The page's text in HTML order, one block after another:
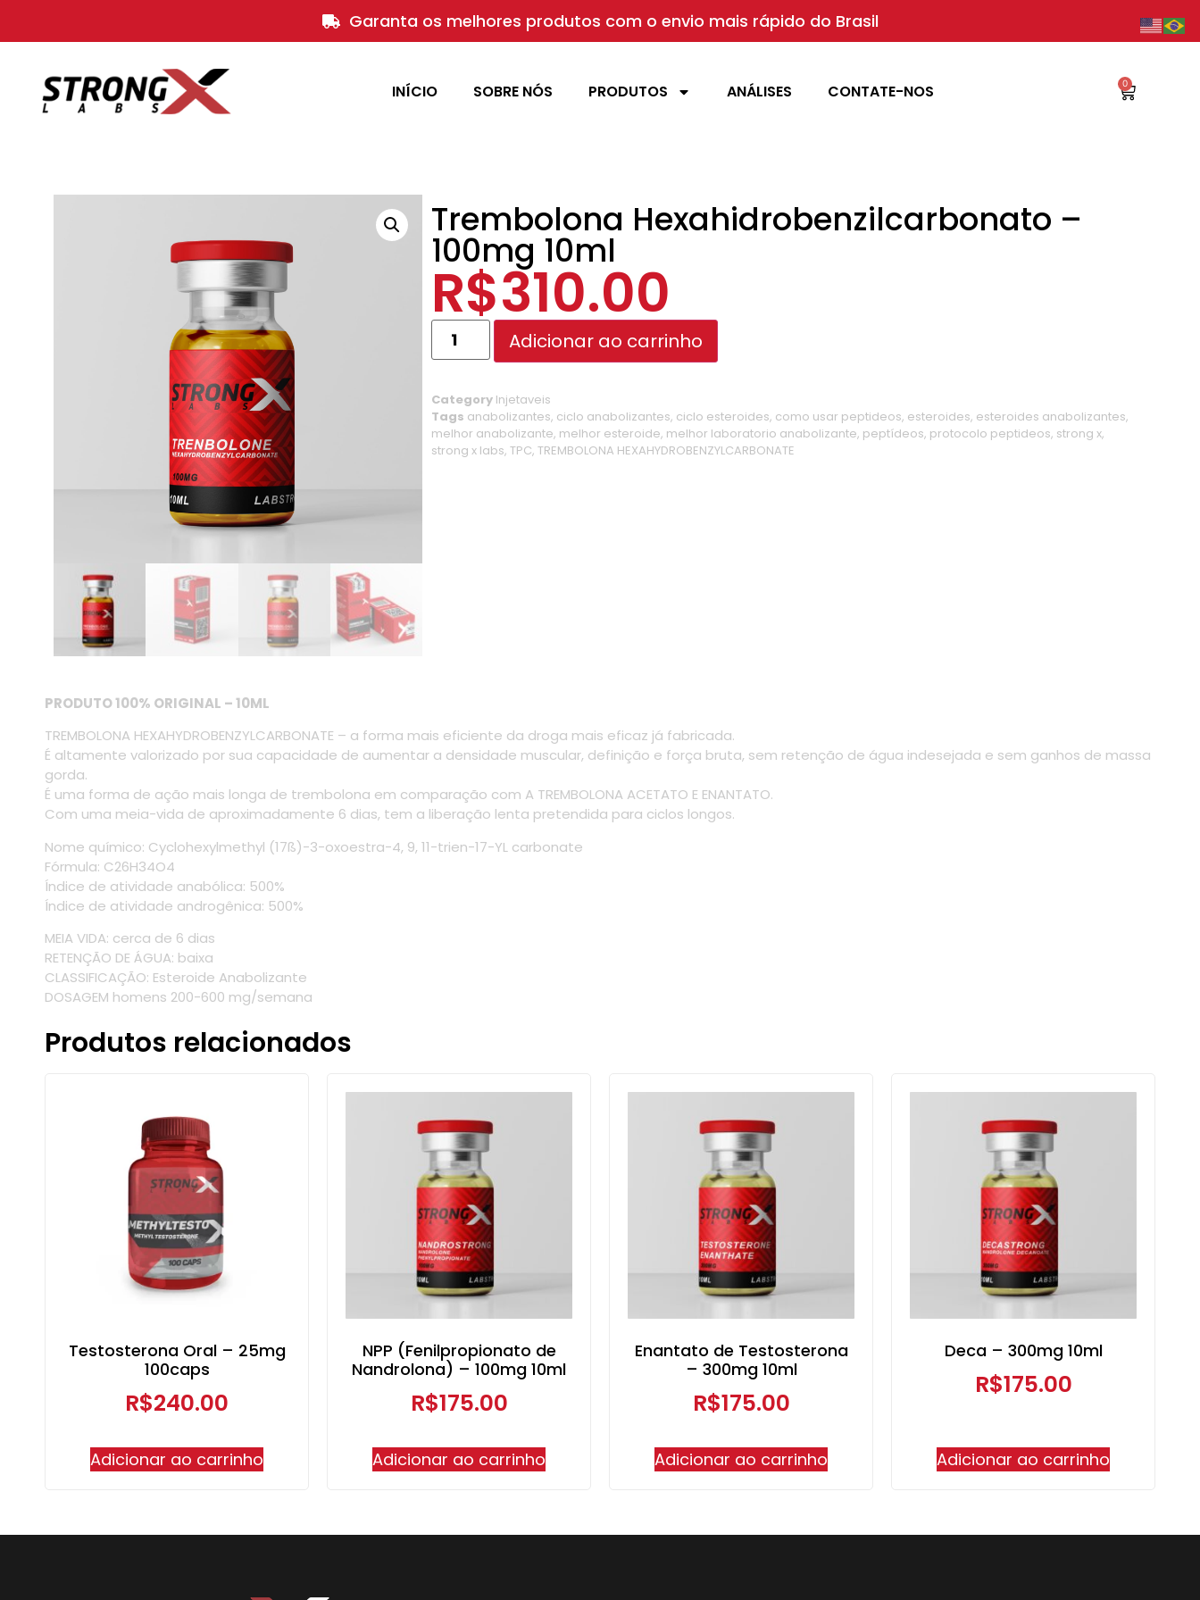
Garanta os melhores produtos com o envio mais rápido do Brasil
INÍCIO SOBRE NÓS PRODUTOS ANÁLISES CONTATE-NOS 0
Trembolona Hexahidrobenzilcarbonato –
100mg 10ml
R$310.00
Adicionar ao carrinho
Category Injetaveis
Tags anabolizantes, ciclo anabolizantes, ciclo esteroides, como usar peptideos, esteroides, esteroides anabolizantes,
melhor anabolizante, melhor esteroide, melhor laboratorio anabolizante, peptídeos, protocolo peptideos, strong x,
strong x labs,TPC,TREMBOLONA HEXAHYDROBENZYLCARBONATE
PRODUTO 100% ORIGINAL – 10ML
TREMBOLONA HEXAHYDROBENZYLCARBONATE – a forma mais eficiente da droga mais eficaz já fabricada.
É altamente valorizado por sua capacidade de aumentar a densidade muscular, definição e força bruta, sem retenção de água indesejada e sem ganhos de massa
gorda.
É uma forma de ação mais longa de trembolona em comparação com A TREMBOLONA ACETATO E ENANTATO.
Com uma meia-vida de aproximadamente 6 dias, tem a liberação lenta pretendida para ciclos longos.
Nome químico: Cyclohexylmethyl (17ß)-3-oxoestra-4, 9, 11-trien-17-YL carbonate
Fórmula: C26H34O4
Índice de atividade anabólica: 500%
Índice de atividade androgênica: 500%
MEIA VIDA: cerca de 6 dias
RETENÇÃO DE ÁGUA: baixa
CLASSIFICAÇÃO: Esteroide Anabolizante
DOSAGEM homens 200-600 mg/semana
Produtos relacionados
Testosterona Oral – 25mg
100caps
R$240.00
Adicionar ao carrinho
NPP (Fenilpropionato de
Nandrolona) – 100mg 10ml
R$175.00
Adicionar ao carrinho
Enantato de Testosterona
– 300mg 10ml
R$175.00
Adicionar ao carrinho
Deca – 300mg 10ml
R$175.00
Adicionar ao carrinho